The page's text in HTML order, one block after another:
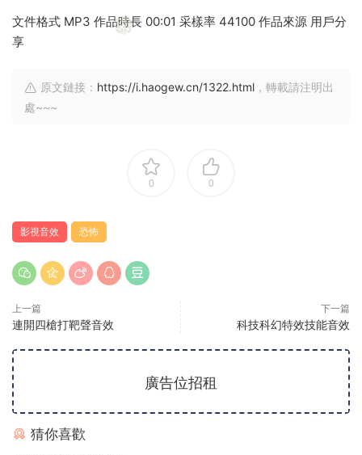
文件格式 MP3 作品時長 00:01 采樣率 44100 作品來源 用戶分
享
原文鏈接： https://i.haogew.cn/1322.html ，轉載請注明出
處~~~
0 0
影視音效 恐怖
上一篇
連開四槍打靶聲音效
下一篇
科技科幻特效技能音效
廣告位招租
猜你喜歡